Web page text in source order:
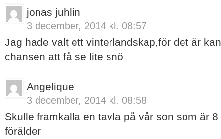
jonas juhlin
3 december, 2014 kl. 08:57
Jag hade valt ett vinterlandskap,för det är
chansen att få se lite snö
Angelique
3 december, 2014 kl. 08:58
Skulle framkalla en tavla på vår son som är 8
förälder